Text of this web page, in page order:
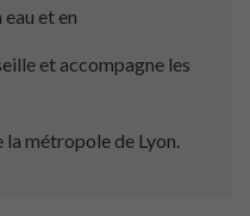
et en
et accompagne les
métropole de Lyon.